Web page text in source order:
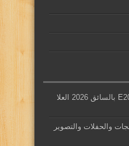
تأجير سيارات مرسيدس E200 بالسائق 2026 العلا
والحفلات والتصوير